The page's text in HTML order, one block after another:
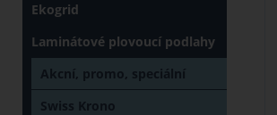
Ekogrid
Laminátové plovoucí podlahy
Akcní, promo, speciální
Swiss Krono